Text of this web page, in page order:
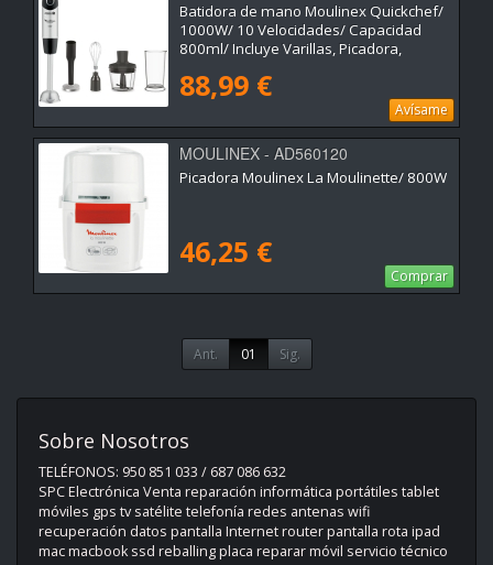
Batidora de mano Moulinex Quickchef/
1000W/ 10 Velocidades/ Capacidad
800ml/ Incluye Varillas, Picadora,
88,99 €
Avísame
MOULINEX - AD560120
Picadora Moulinex La Moulinette/ 800W
46,25 €
Comprar
Ant. 01 Sig.
Sobre Nosotros
TELÉFONOS: 950 851 033 / 687 086 632
SPC Electrónica Venta reparación informática portátiles tablet
móviles gps tv satélite telefonía redes antenas wifi
recuperación datos pantalla Internet router pantalla rota ipad
mac macbook ssd reballing placa reparar móvil servicio técnico